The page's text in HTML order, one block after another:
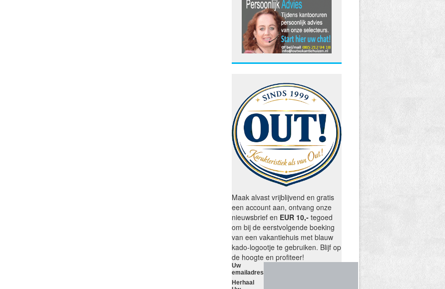
Maak alvast vrijblijvend en gratis
een account aan, ontvang onze
nieuwsbrief en EUR 10,- tegoed
om bij de eerstvolgende boeking
van een vakantiehuis met blauw
kado-logootje te gebruiken. Blijf op
de hoogte en profiteer!
Uw
emailadres
Herhaal